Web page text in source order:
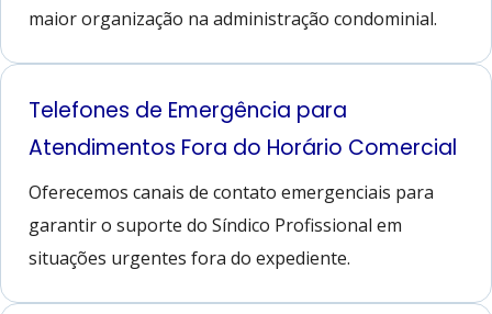
maior organização na administração condominial.
Telefones de Emergência para
Atendimentos Fora do Horário Comercial
Oferecemos canais de contato emergenciais para
garantir o suporte do Síndico Profissional em
situações urgentes fora do expediente.